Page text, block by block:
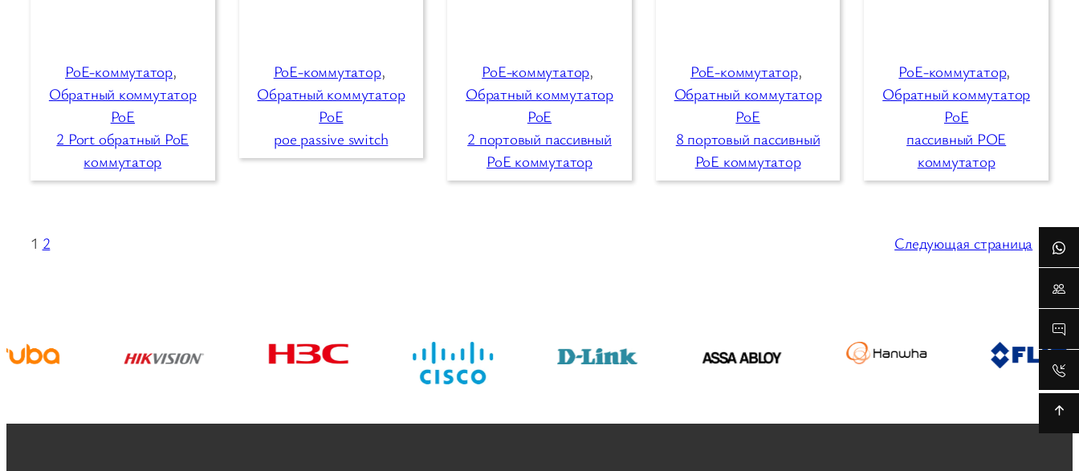
PoE-коммутатор
Обратный коммутатор
PoE
2 Port обратный PoE
коммутатор
PoE-коммутатор
Обратный коммутатор
PoE
poe passive switch
PoE-коммутатор
Обратный коммутатор
PoE
2 портовый пассивный
PoE коммутатор
PoE-коммутатор
Обратный коммутатор
PoE
8 портовый пассивный
PoE коммутатор
PoE-коммутатор
Обратный коммутатор
PoE
пассивный POE
коммутатор
1 2 Следующая страница